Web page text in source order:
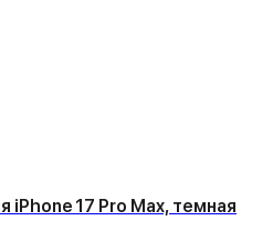
iPhone 17 Pro Max, темная